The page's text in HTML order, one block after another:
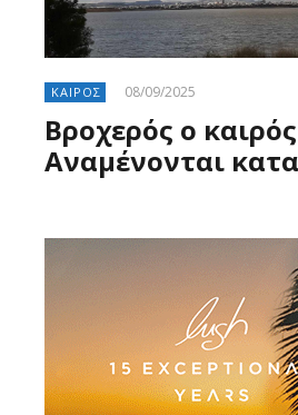
ΚΑΙΡΟΣ 08/09/2025
Βροχερός ο
Αναμένονται